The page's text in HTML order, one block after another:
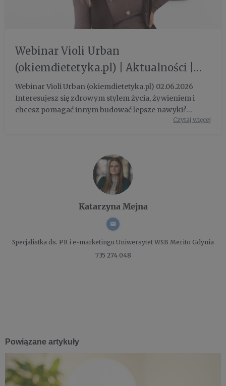
Webinar Violi Urban
(okiemdietetyka.pl) | Aktualności |
Uniwersytet WSB Merito Gdynia
Webinar Violi Urban (okiemdietetyka.pl) 02.06.2026
Interesujesz się zdrowym stylem życia, żywieniem i
chcesz pomagać innym budować lepsze nawyki?
Zastanawiasz się, jak wygląda współczesna ścieżka
Czytaj więcej
Katarzyna Mejna
Specjalistka ds. PR i e-marketingu Uniwersytet WSB Merito Gdynia
735 274 048
Powiązane artykuły